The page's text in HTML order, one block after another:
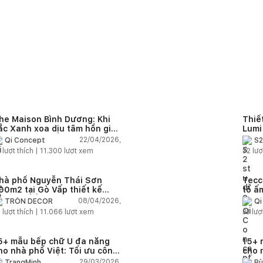
Maison Bình Dương: Khi
Xanh xoa dịu tâm hồn gia
Qi Concept
22/04/2026,
lượt thích | 11.300 lượt xem
giàu
32
phố Nguyễn Thái Sơn
tại Gò Vấp thiết kế
tối ưu diện tích và cá
hóa không gian sống
TRÒN DECOR
08/04/2026,
lượt thích | 11.066 lượt xem
tổ
ngọt
31
mẫu bếp chữ U đa năng
nhà phố Việt: Tối ưu công
nấu nướng tiện lợi
15+
cho
dễ